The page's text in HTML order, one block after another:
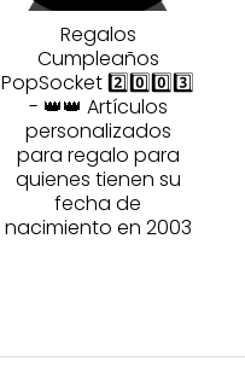
Regalos
Cumpleaños
PopSocket 2️⃣0️⃣0️⃣3️⃣
- 👑👑 Artículos
personalizados
para regalo para
quienes tienen su
fecha de
nacimiento en 2003